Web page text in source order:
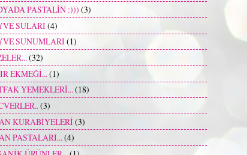
PASTALİN :))) (3)
SULARI (4)
SUNUMLARI (1)
(32)
EKMEĞİ...(1)
YEMEKLERİ...(18)
(3)
KURABİYELERİ (3)
PASTALARI...(4)